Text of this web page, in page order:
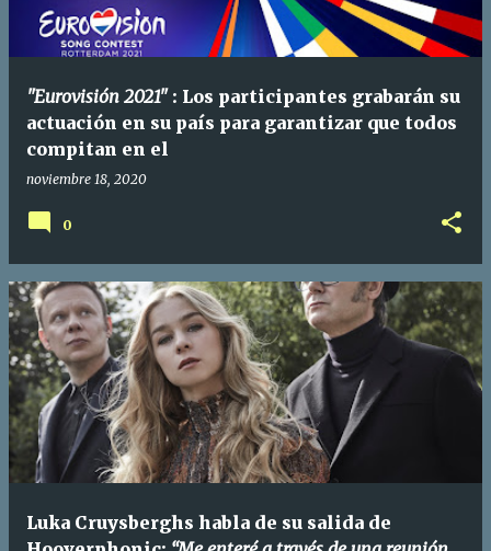
"Eurovisión 2021" : Los participantes grabarán su
actuación en su país para garantizar que todos
compitan en el
noviembre 18, 2020
0
Luka Cruysberghs habla de su salida de